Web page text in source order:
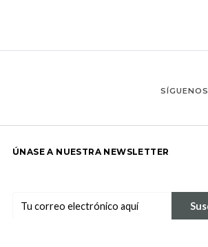
SÍGUENOS
ÚNASE A NUESTRA NEWSLETTER